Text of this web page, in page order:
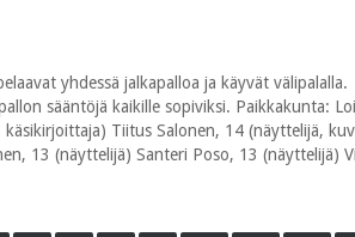
yhdessä jalkapalloa ja käyvät välipalalla.
sääntöjä kaikille sopiviksi. Paikkakunta:
Tiitus Salonen, 14 (näyttelijä,
13 (näyttelijä) Santeri Poso, 13 (näyttelijä)